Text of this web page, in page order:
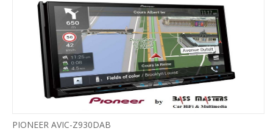
PIONEER AVIC-Z930DAB